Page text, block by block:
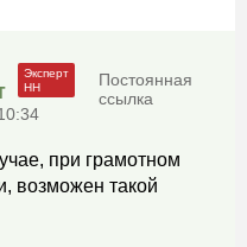
Постоянная
ссылка
при грамотном
возможен такой